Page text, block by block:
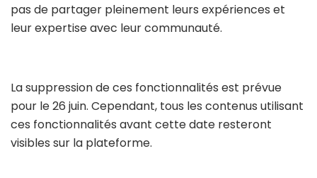
pas de partager pleinement leurs expériences et
leur expertise avec leur communauté.
La suppression de ces fonctionnalités est prévue
pour le 26 juin. Cependant, tous les contenus utilisant
ces fonctionnalités avant cette date resteront
visibles sur la plateforme.